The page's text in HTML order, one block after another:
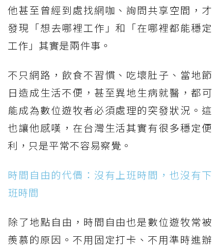
他甚至曾經到處找網咖、詢問共享空間，才
發現「想去哪裡工作」和「在哪裡都能穩定
工作」其實是兩件事。
不只網路，飲食不習慣、吃壞肚子、當地節
日造成生活不便，甚至異地生病就醫，都可
能成為數位遊牧者必須處理的突發狀況。這
也讓他感嘆，在台灣生活其實有很多穩定便
利，只是平常不容易察覺。
時間自由的代價：沒有上班時間，也沒有下
班時間
除了地點自由，時間自由也是數位遊牧常被
羨慕的原因。不用固定打卡、不用準時進辦